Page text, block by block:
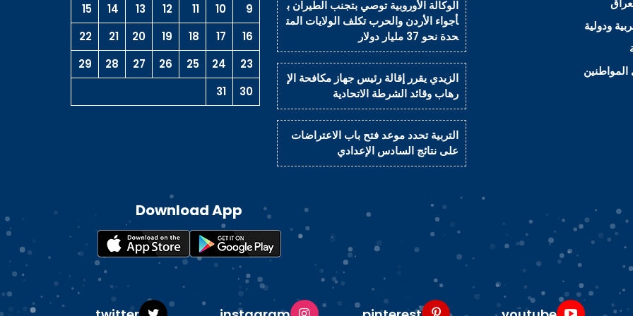
ودولية
الوكالة الأوروبية توصي بتجنب الطيران ب
أجواء الأردن والحرب تكلف الولايات المت
حدة نحو 37 مليار دولار
الزيدي يقرر إقالة رئيس جهاز مكافحة الإ
رهاب وقائد الشرطة الاتحادية
التربية تحدد موعد فتح باب الاعتراضات
على نتائج السادس الإعدادي
9
10
11
12
13
14
15
16
17
18
19
20
21
22
23
24
25
26
27
28
29
30
31
Download App